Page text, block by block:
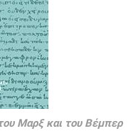
Μαρξ και του Βέμπερ